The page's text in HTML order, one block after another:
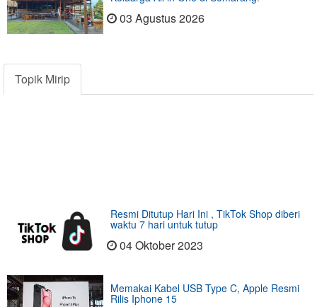
03 Agustus 2026
Topik Mirip
Resmi Ditutup Hari Ini , TikTok Shop diberi
waktu 7 hari untuk tutup
04 Oktober 2023
Memakai Kabel USB Type C, Apple Resmi
Rilis Iphone 15